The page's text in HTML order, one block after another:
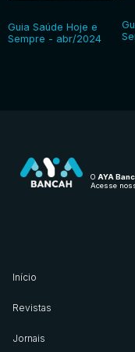
Guia Saúde Hoje e
Sempre - abr/2024
O AYA
Acesse
Início
Revistas
Jornais